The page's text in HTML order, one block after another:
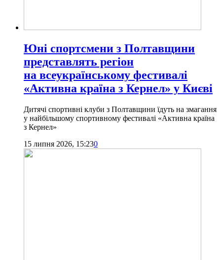
Юні спортсмени з Полтавщини
представлять регіон
на всеукраїнському фестивалі
«Активна країна з Кернел» у Києві
Дитячі спортивні клуби з Полтавщини їдуть на змагання
у найбільшому спортивному фестивалі «Активна країна
з Кернел»
15 липня 2026, 15:230